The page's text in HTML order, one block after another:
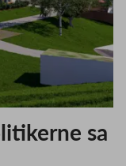
sa